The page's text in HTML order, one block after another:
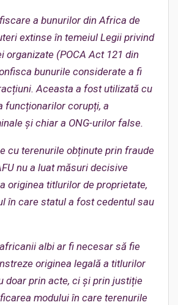
a bunurilor din Africa de
extinse în temeiul Legii privind
organizate (POCA Act 121 din
bunurile considerate a fi
Aceasta a fost utilizată cu
funcționarilor corupți, a
și chiar a ONG-urilor false.
cu terenurile obținute prin fraude
nu a luat măsuri decisive
originea titlurilor de proprietate,
în care statul a fost cedentul sau
albi ar fi necesar să fie
originea legală a titlurilor
doar prin acte, ci și prin justiție
modului în care terenurile